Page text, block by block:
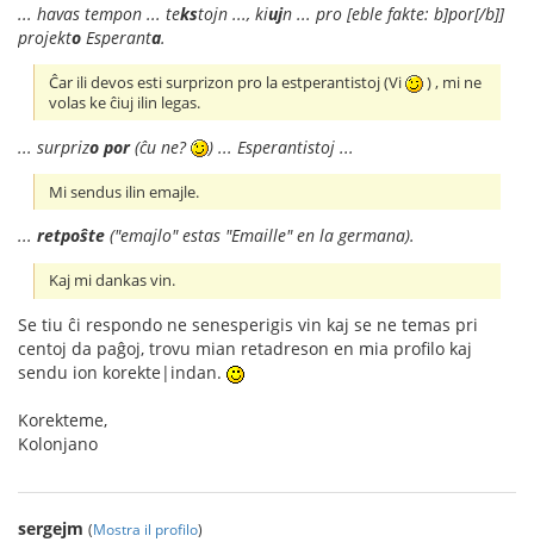
... havas tempon ... tekstojn ..., kiujn ... pro [eble fakte: b]por[/b]]
projekto Esperanta.
Ĉar ili devos esti surprizon pro la estperantistoj (Vi
) , mi ne
volas ke ĉiuj ilin legas.
... surprizo por(ĉu ne? ) ... Esperantistoj ...
Mi sendus ilin emajle.
... retpoŝte ("emajlo" estas "Emaille" en la germana).
Kaj mi dankas vin.
Se tiu ĉi respondo ne senesperigis vin kaj se ne temas pri
centoj da paĝoj, trovu mian retadreson en mia profilo kaj
sendu ion korekte|indan.
Korekteme,
Kolonjano
sergejm (Mostra il profilo)